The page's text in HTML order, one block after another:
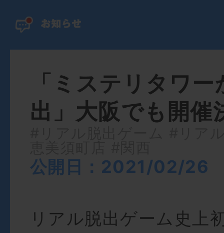
「ミステリタワ
出」大阪でも開催
公開日：2021/02/26
リアル脱出ゲーム史上